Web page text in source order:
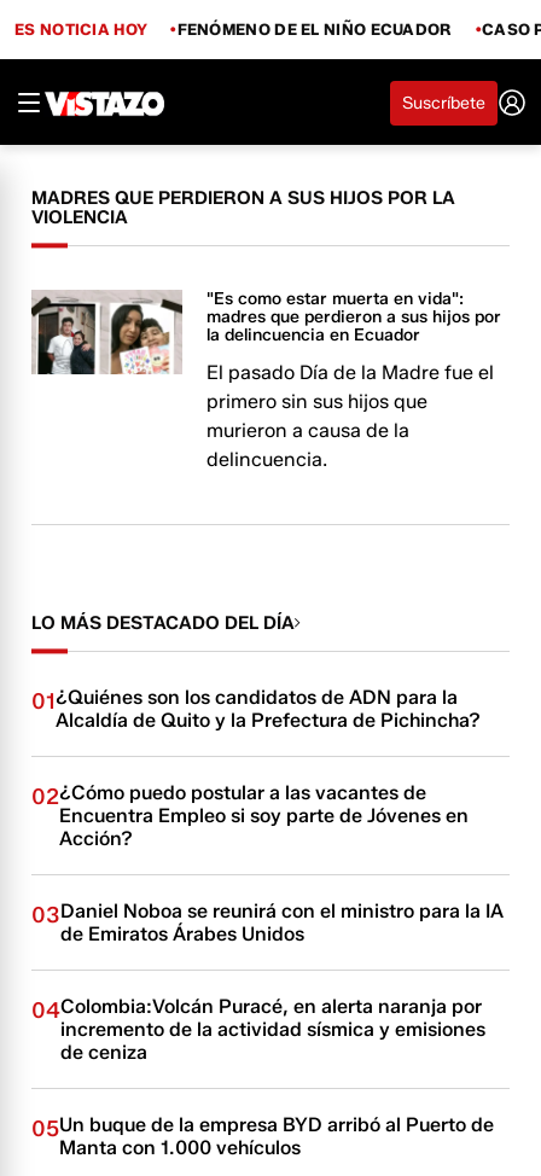
ES NOTICIA HOY FENÓMENO DE EL NIÑO ECUADOR CASO
Suscríbete
MADRES QUE PERDIERON A SUS HIJOS POR LA
VIOLENCIA
"Es como estar muerta en vida":
madres que perdieron a sus hijos por
la delincuencia en Ecuador
El pasado Día de la Madre fue el
primero sin sus hijos que
murieron a causa de la
delincuencia.
LO MÁS DESTACADO DEL DÍA
01¿Quiénes son los candidatos de ADN para la
Alcaldía de Quito y la Prefectura de Pichincha?
02¿Cómo puedo postular a las vacantes de
Encuentra Empleo si soy parte de Jóvenes en
Acción?
03Daniel Noboa se reunirá con el ministro para la IA
de Emiratos Árabes Unidos
04Colombia:Volcán Puracé, en alerta naranja por
incremento de la actividad sísmica y emisiones
de ceniza
05Un buque de la empresa BYD arribó al Puerto de
Manta con 1.000 vehículos